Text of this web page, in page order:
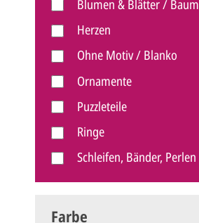
Blumen & Blätter / Baum
Herzen
Ohne Motiv / Blanko
Ornamente
Puzzleteile
Ringe
Schleifen, Bänder, Perlen
Strand & Meer
Farbe